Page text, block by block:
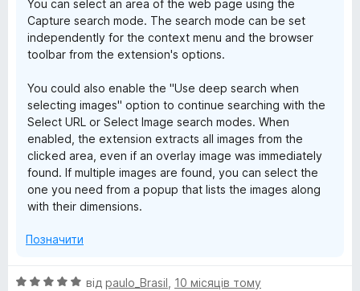
y
I
m
a
g
e
You can select an area of the web page using the
Capture search mode. The search mode can be set
independently for the context menu and the browser
toolbar from the extension's options.
You could also enable the "Use deep search when
selecting images" option to continue searching with the
Select URL or Select Image search modes. When
enabled, the extension extracts all images from the
clicked area, even if an overlay image was immediately
found. If multiple images are found, you can select the
one you need from a popup that lists the images along
with their dimensions.
Позначити
О
від paulo_Brasil 10 місяців тому